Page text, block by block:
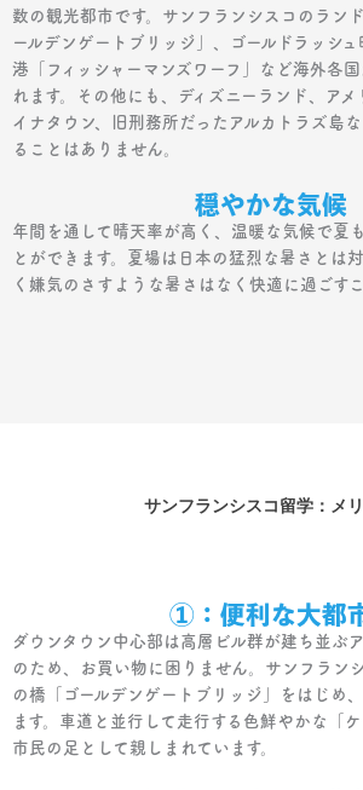
数の観光都市です。サンフランシスコのラン
ールデンゲートブリッジ」、ゴールドラッシ
港「フィッシャーマンズワーフ」など海外各
れます。その他にも、ディズニーランド、ア
イナタウン、旧刑務所だったアルカトラズ島
ることはありません。
穏やかな気候
年間を通して晴天率が高く、温暖な気候で夏
とができます。夏場は日本の猛烈な暑さとは
く嫌気のさすような暑さはなく快適に過ごす
サンフランシスコ留学：メ
①：便利な大都
ダウンタウン中心部は高層ビル群が建ち並ぶ
のため、お買い物に困りません。サンフラン
の橋「ゴールデンゲートブリッジ」をはじめ
ます。車道と並行して走行する色鮮やかな「
市民の足として親しまれています。